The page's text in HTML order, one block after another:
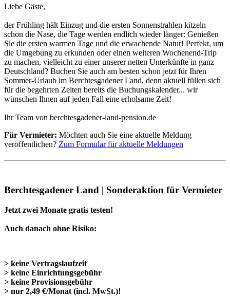
Liebe Gäste,
der Frühling hält Einzug und die ersten Sonnenstrahlen kitzeln
schon die Nase, die Tage werden endlich wieder länger: Genießen
Sie die ersten warmen Tage und die erwachende Natur! Perfekt, um
die Umgebung zu erkunden oder einen weiteren Wochenend-Trip
zu machen, vielleicht zu einer unserer netten Unterkünfte in ganz
Deutschland? Buchen Sie auch am besten schon jetzt für Ihren
Sommer-Urlaub im Berchtesgadener Land, denn aktuell füllen sich
für die begehrten Zeiten bereits die Buchungskalender... wir
wünschen Ihnen auf jeden Fall eine erholsame Zeit!
Ihr Team von berchtesgadener-land-pension.de
Für Vermieter: Möchten auch Sie eine aktuelle Meldung
veröffentlichen? Zum Formular für aktuelle Meldungen
Berchtesgadener Land | Sonderaktion für Vermieter
Jetzt zwei Monate gratis testen!
Auch danach ohne Risiko:
> keine Vertragslaufzeit
> keine Einrichtungsgebühr
> keine Provisionsgebühr
> nur 2,49 €/Monat (incl. MwSt.)!